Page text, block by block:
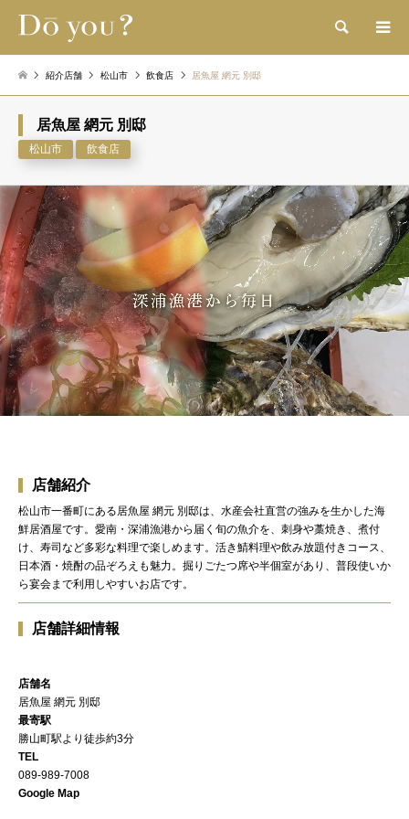
検索
紹介店舗 松山市 飲食店 居魚屋 網元 別邸
居魚屋 網元 別邸
松山市 飲食店
店舗紹介
松山市一番町にある居魚屋 網元 別邸は、水産会社直営の強みを生かした海
鮮居酒屋です。愛南・深浦漁港から届く旬の魚介を、刺身や藁焼き、煮付
け、寿司など多彩な料理で楽しめます。活き鯖料理や飲み放題付きコース、
日本酒・焼酎の品ぞろえも魅力。掘りごたつ席や半個室があり、普段使いか
ら宴会まで利用しやすいお店です。
店舗詳細情報
店舗名
居魚屋 網元 別邸
最寄駅
勝山町駅より徒歩約3分
TEL
089-989-7008
Google Map